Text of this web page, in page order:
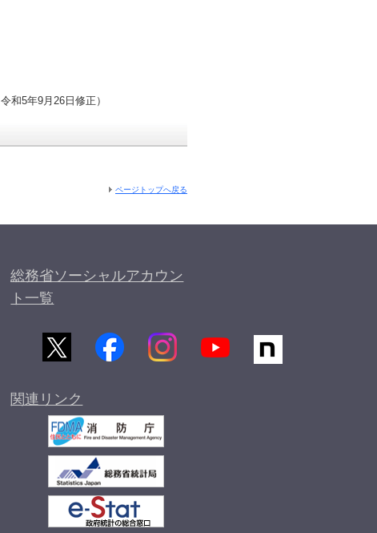
令和5年9月26日修正 ）
ページトップへ戻る
総務省ソーシャルアカウン
ト一覧
関連リンク